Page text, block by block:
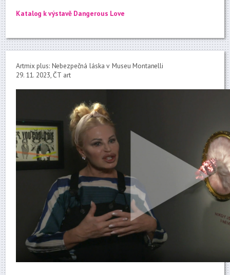
Katalog k výstavě Dangerous Love
Artmix plus: Nebezpečná láska v Museu Montanelli
29. 11. 2023, ČT art